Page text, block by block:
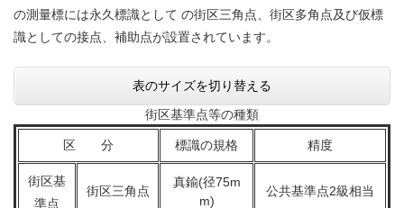
の測量標には永久標識として の街区三角点、街区多角点及び仮標
識としての接点、補助点が設置されています。
表のサイズを切り替える
街区基準点等の種類
区 分 標識の規格 精度
街区基
準点
街区三角点
真鍮(径75m
m)
公共基準点2級相当